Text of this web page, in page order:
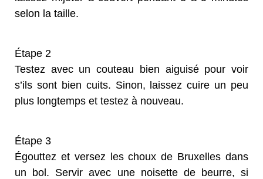
selon la taille.
Étape 2
Testez avec un couteau bien aiguisé pour voir
s’ils sont bien cuits. Sinon, laissez cuire un peu
plus longtemps et testez à nouveau.
Étape 3
Égouttez et versez les choux de Bruxelles dans
un bol. Servir avec une noisette de beurre, si